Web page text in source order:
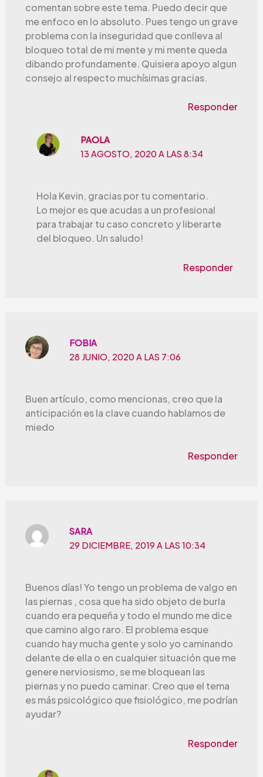
comentan sobre este tema. Puedo decir que
me enfoco en lo absoluto. Pues tengo un grave
problema con la inseguridad que conlleva al
bloqueo total de mi mente y mi mente queda
dibando profundamente. Quisiera apoyo algun
consejo al respecto muchísimas gracias.
Responder
PAOLA
13 AGOSTO, 2020 A LAS 8:34
Hola Kevin, gracias por tu comentario.
Lo mejor es que acudas a un profesional
para trabajar tu caso concreto y liberarte
del bloqueo. Un saludo!
Responder
FOBIA
28 JUNIO, 2020 A LAS 7:06
Buen artículo, como mencionas, creo que la
anticipación es la clave cuando hablamos de
miedo
Responder
SARA
29 DICIEMBRE, 2019 A LAS 10:34
Buenos días! Yo tengo un problema de valgo en
las piernas , cosa que ha sido objeto de burla
cuando era pequeña y todo el mundo me dice
que camino algo raro. El problema esque
cuando hay mucha gente y solo yo caminando
delante de ella o en cualquier situación que me
genere nerviosismo, se me bloquean las
piernas y no puedo caminar. Creo que el tema
es más psicológico que fisiológico, me podrían
ayudar?
Responder